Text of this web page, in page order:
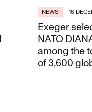
NEWS 16
Exeger
NATO
among the
of 3,600